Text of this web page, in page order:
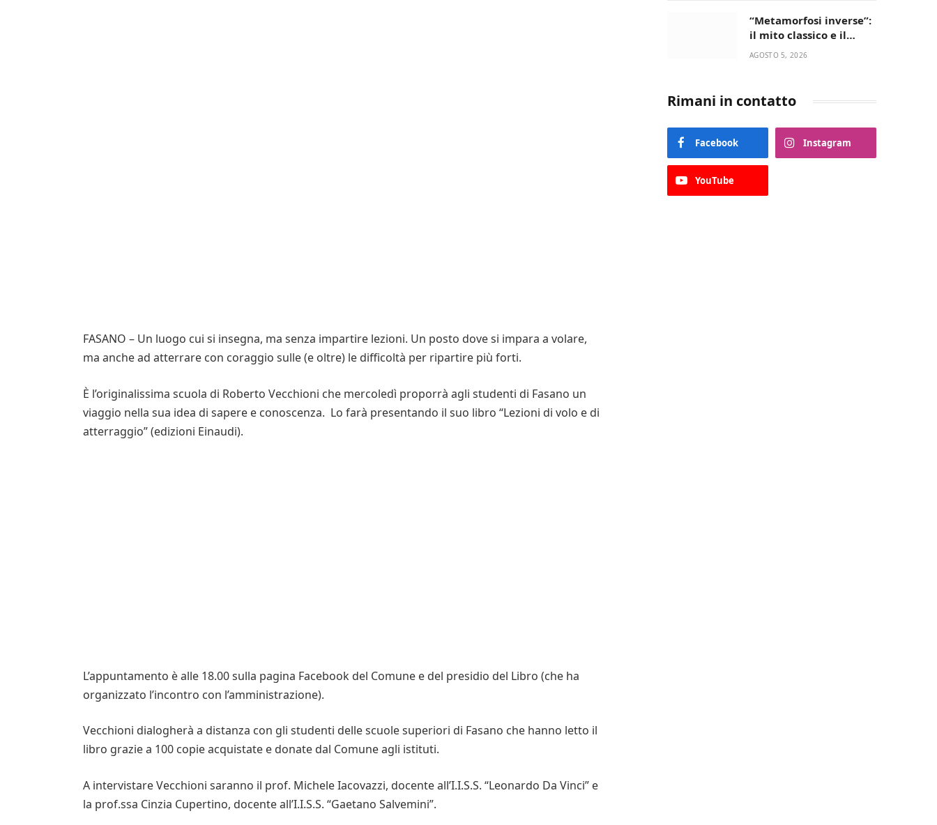
FASANO – Un luogo cui si insegna, ma senza impartire lezioni. Un posto dove si impara a volare,
ma anche ad atterrare con coraggio sulle (e oltre) le difficoltà per ripartire più forti.
È l’originalissima scuola di Roberto Vecchioni che mercoledì proporrà agli studenti di Fasano un
viaggio nella sua idea di sapere e conoscenza. Lo farà presentando il suo libro “Lezioni di volo e di
atterraggio” (edizioni Einaudi).
L’appuntamento è alle 18.00 sulla pagina Facebook del Comune e del presidio del Libro (che ha
organizzato l’incontro con l’amministrazione).
Vecchioni dialogherà a distanza con gli studenti delle scuole superiori di Fasano che hanno letto il
libro grazie a 100 copie acquistate e donate dal Comune agli istituti.
A intervistare Vecchioni saranno il prof. Michele Iacovazzi, docente all’I.I.S.S. “Leonardo Da Vinci” e
la prof.ssa Cinzia Cupertino, docente all’I.I.S.S. “Gaetano Salvemini”.
“Metamorfosi inverse”:
il mito classico e il
riscatto femminile
AGOSTO 5, 2026
Rimani in contatto
Facebook Instagram
YouTube